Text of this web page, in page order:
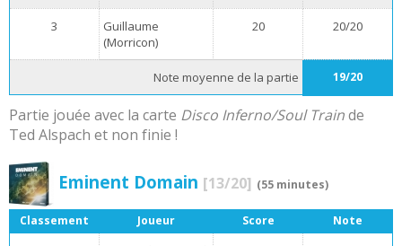
3
Guillaume
(Morricon)
20 20/20
Note moyenne de la partie 19/20
Partie jouée avec la carte Disco Inferno/Soul Trainde
Ted Alspach et non finie !
Eminent Domain [13/20] (55 minutes)
Classement Joueur Score Note